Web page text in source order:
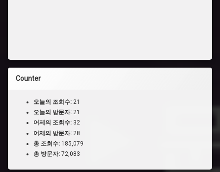
Counter
오늘의 조회수: 21
오늘의 방문자: 21
어제의 조회수: 32
어제의 방문자: 28
총 조회수: 185,079
총 방문자: 72,083